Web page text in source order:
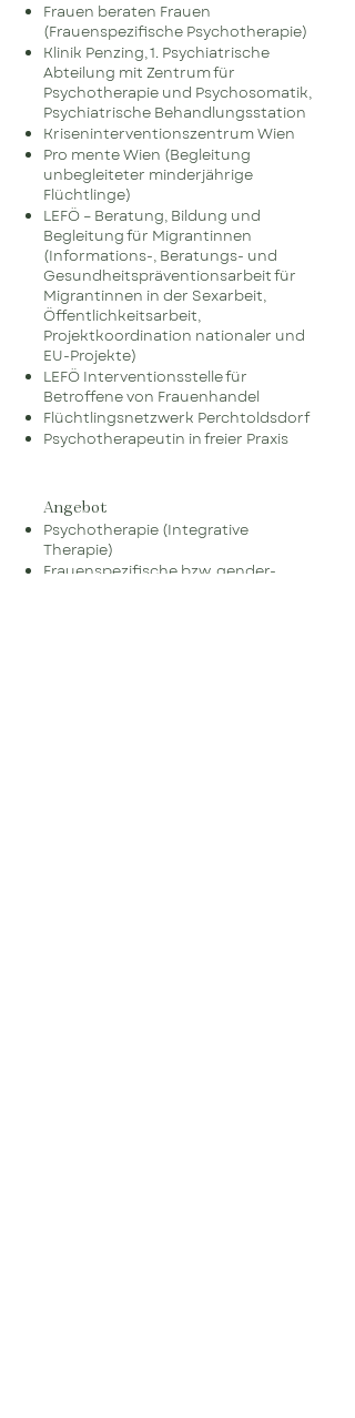
Frauen beraten Frauen
(Frauenspezifische Psychotherapie)
Klinik Penzing, 1. Psychiatrische
Abteilung mit Zentrum für
Psychotherapie und Psychosomatik,
Psychiatrische Behandlungsstation
Kriseninterventionszentrum Wien
Pro mente Wien (Begleitung
unbegleiteter minderjährige
Flüchtlinge)
LEFÖ – Beratung, Bildung und
Begleitung für Migrantinnen
(Informations-, Beratungs- und
Gesundheitspräventionsarbeit für
Migrantinnen in der Sexarbeit,
Öffentlichkeitsarbeit,
Projektkoordination nationaler und
EU-Projekte)
LEFÖ Interventionsstelle für
Betroffene von Frauenhandel
Flüchtlingsnetzwerk Perchtoldsdorf
Psychotherapeutin in freier Praxis
Angebot
Psychotherapie (Integrative
Therapie)
Frauenspezifische bzw. gender-